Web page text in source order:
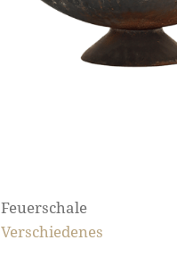
Feuerschale
Verschiedenes